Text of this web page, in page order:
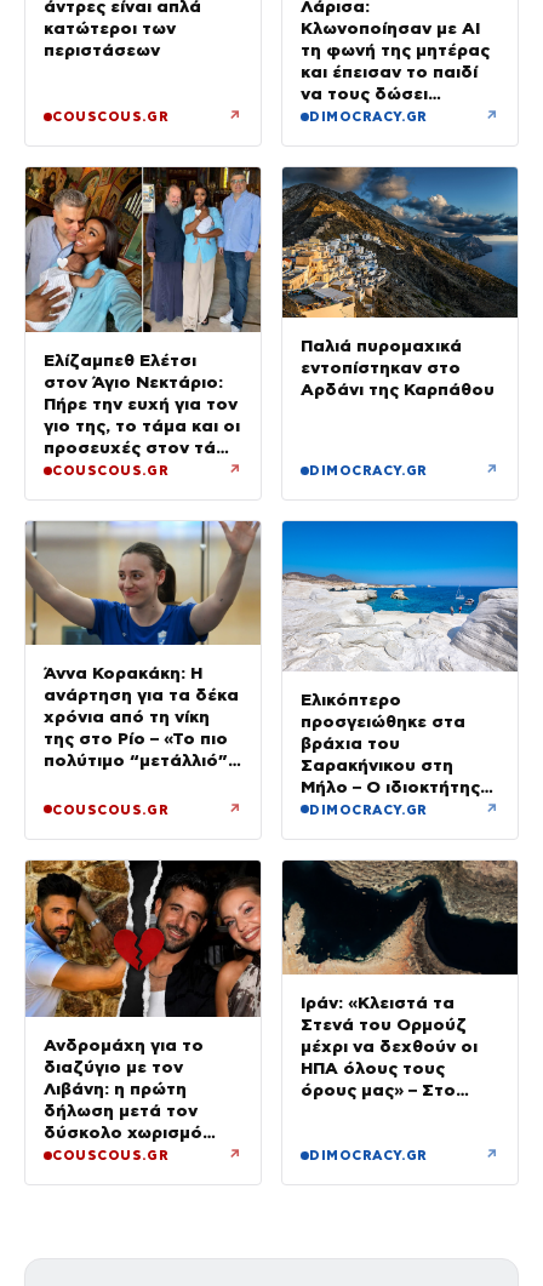
άντρες είναι απλά
κατώτεροι των
περιστάσεων
COUSCOUS.GR ↗
Λάρισα:
Κλωνοποίησαν με AI
τη φωνή της μητέρας
και έπεισαν το παιδί
να τους δώσει
χρήματα και
DIMOCRACY.GR ↗
Ελίζαμπεθ Ελέτσι
στον Άγιο Νεκτάριο:
Πήρε την ευχή για τον
γιο της, το τάμα και οι
προσευχές στον τάφο
του Αγίου
COUSCOUS.GR ↗
Παλιά πυρομαχικά
εντοπίστηκαν στο
Αρδάνι της Καρπάθου
DIMOCRACY.GR ↗
Άννα Κορακάκη: Η
ανάρτηση για τα δέκα
χρόνια από τη νίκη
της στο Ρίο – «Το πιο
πολύτιμο “μετάλλιό”
COUSCOUS.GR ↗
Ελικόπτερο
προσγειώθηκε στα
βράχια του
Σαρακήνικου στη
Μήλο – Ο ιδιοκτήτης
κατέβηκε για μπάνιο
DIMOCRACY.GR ↗
Ανδρομάχη για το
διαζύγιο με τον
Λιβάνη: η πρώτη
δήλωση μετά τον
δύσκολο χωρισμό
«Όποιος έχει…»
COUSCOUS.GR ↗
Ιράν: «Κλειστά τα
Στενά του Ορμούζ
μέχρι να δεχθούν οι
ΗΠΑ όλους τους
όρους μας» – Στο
DIMOCRACY.GR ↗